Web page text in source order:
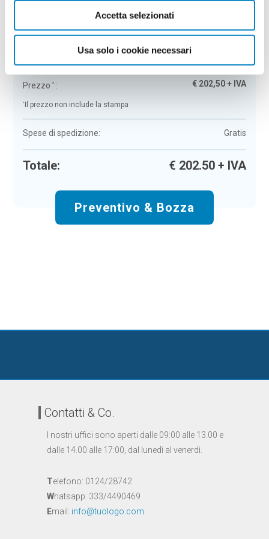
Accetta selezionati
Usa solo i cookie necessari
Tempi di consegna:10 gg lavorativi
Prezzo* : € 202,50+ IVA
* Il prezzo non include la stampa
Spese di spedizione: Gratis
Totale: € 202.50+ IVA
Preventivo & Bozza
Contatti & Co.
I nostri uffici sono aperti dalle 09:00 alle 13.00 e
dalle 14.00 alle 17:00, dal lunedì al venerdì.
Telefono: 0124/28742
Whatsapp: 333/4490469
Email: info@tuologo.com